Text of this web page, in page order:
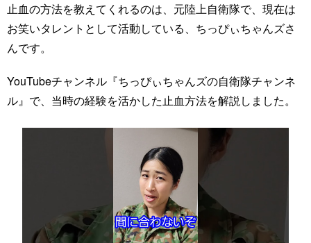
止血の方法を教えてくれるのは、元陸上自衛隊で、現在は
お笑いタレントとして活動している、ちっぴぃちゃんズさ
んです。
YouTubeチャンネル『ちっぴぃちゃんズの自衛隊チャンネ
ル』で、当時の経験を活かした止血方法を解説しました。